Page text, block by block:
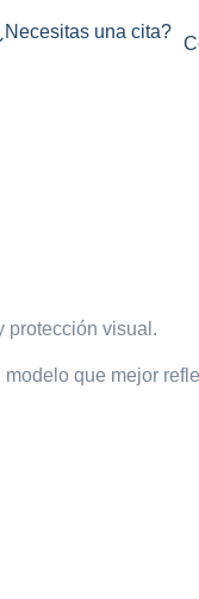
una cita?
protección visual.
que mejor